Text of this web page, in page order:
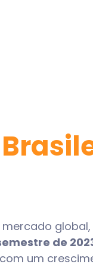
de
um